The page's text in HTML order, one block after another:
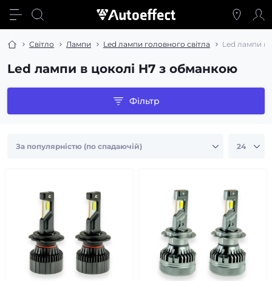
Світло Лампи Led лампи головного світла Led лампи в
Led лампи в цоколі H7 з обманкою
Фільтр